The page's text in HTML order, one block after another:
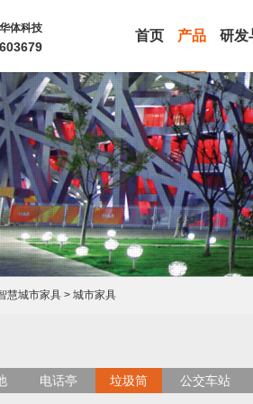
华体科技
603679
首页 产品 研发
智慧灯杆 智慧数舱
慧城市家具 > 城市家具
电话亭 垃圾筒 公交车站